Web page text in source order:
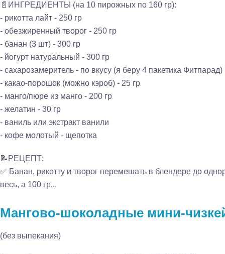
📄ИНГРЕДИЕНТЫ (на 10 пирожных по 160 гр):
- рикотта лайт - 250 гр
- обезжиренный творог - 250 гр
- банан (3 шт) - 300 гр
- йогурт натуральный - 300 гр
- сахарозамеритель - по вкусу (я беру 4 пакетика Фитпарад)
- какао-порошок (можно кэроб) - 25 гр
- манго/пюре из манго - 200 гр
- желатин - 30 гр
- ваниль или экстракт ванили
- кофе молотый - щепотка
📝РЕЦЕПТ:
✅ Банан, рикотту и творог перемешать в блендере до
весь, а 100 гр...
Мангово-шоколадные мини-
(без выпекания)